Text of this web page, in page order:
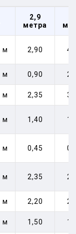
2,9
метра
м 2,90
м 0,90
м 2,35
м 1,40
м 0,45
м 2,35
м 2,20
м 1,50